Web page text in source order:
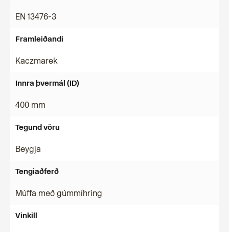
EN 13476-3
Framleiðandi
Kaczmarek
Innra þvermál (ID)
400 mm
Tegund vöru
Beygja
Tengiaðferð
Múffa með gúmmíhring
Vinkill